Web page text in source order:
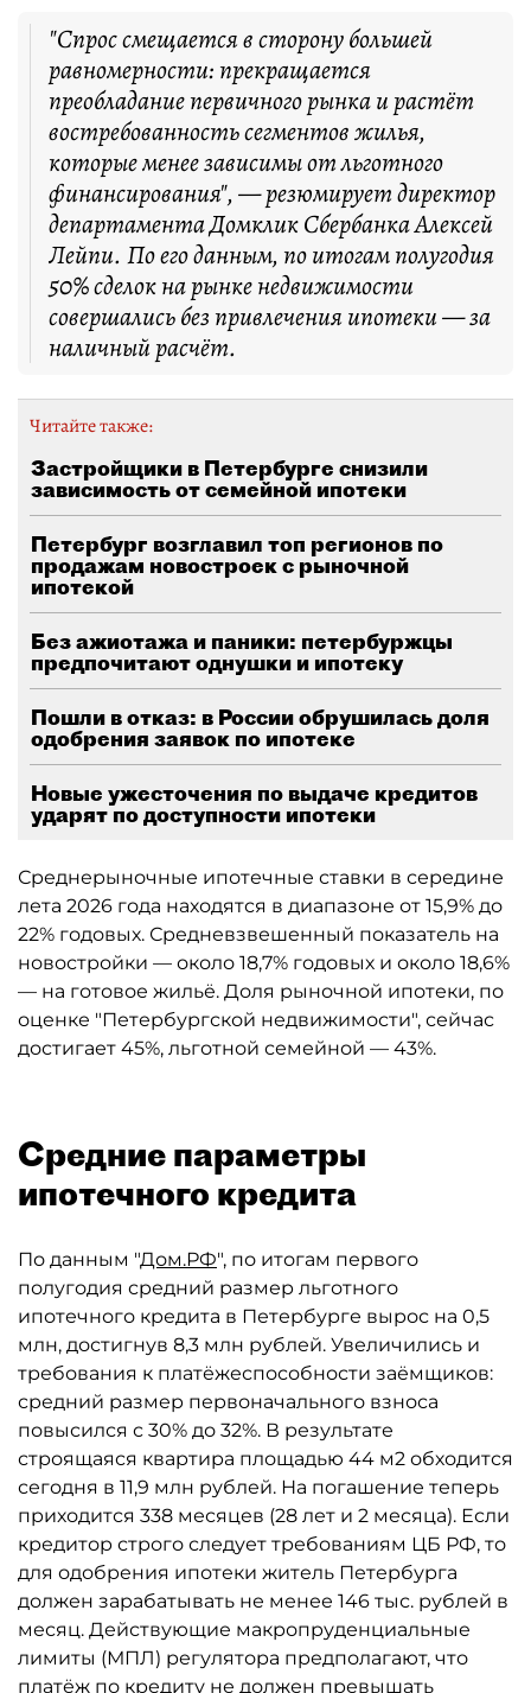
"Спрос смещается в сторону большей
равномерности: прекращается
преобладание первичного рынка и растёт
востребованность сегментов жилья,
которые менее зависимы от льготного
финансирования", — резюмирует директор
департамента Домклик Сбербанка Алексей
Лейпи. По его данным, по итогам полугодия
50% сделок на рынке недвижимости
совершались без привлечения ипотеки — за
наличный расчёт.
Читайте также:
Застройщики в Петербурге снизили
зависимость от семейной ипотеки
Петербург возглавил топ регионов по
продажам новостроек с рыночной
ипотекой
Без ажиотажа и паники: петербуржцы
предпочитают однушки и ипотеку
Пошли в отказ: в России обрушилась доля
одобрения заявок по ипотеке
Новые ужесточения по выдаче кредитов
ударят по доступности ипотеки
Среднерыночные ипотечные ставки в середине
лета 2026 года находятся в диапазоне от 15,9% до
22% годовых. Средневзвешенный показатель на
новостройки — около 18,7% годовых и около 18,6%
— на готовое жильё. Доля рыночной ипотеки, по
оценке "Петербургской недвижимости", сейчас
достигает 45%, льготной семейной — 43%.
Средние параметры
ипотечного кредита
По данным "Дом.РФ", по итогам первого
полугодия средний размер льготного
ипотечного кредита в Петербурге вырос на 0,5
млн, достигнув 8,3 млн рублей. Увеличились и
требования к платёжеспособности заёмщиков:
средний размер первоначального взноса
повысился с 30% до 32%. В результате
строящаяся квартира площадью 44 м2 обходится
сегодня в 11,9 млн рублей. На погашение теперь
приходится 338 месяцев (28 лет и 2 месяца). Если
кредитор строго следует требованиям ЦБ РФ, то
для одобрения ипотеки житель Петербурга
должен зарабатывать не менее 146 тыс. рублей в
месяц. Действующие макропруденциальные
лимиты (МПЛ) регулятора предполагают, что
платёж по кредиту не должен превышать